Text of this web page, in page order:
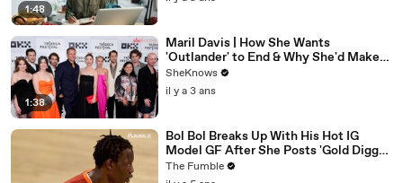
1:48
1:38
Maril Davis | How She Wants
'Outlander' to End & Why She'd Make
Caitríona Balfe Do a TikTok Dance
SheKnows
il y a 3 ans
Bol Bol Breaks Up With His Hot IG
Model GF After She Posts 'Gold Digger
For Life' In TikTok Video
The Fumble